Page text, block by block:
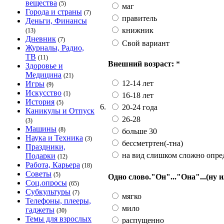
вещества (5)
Города и страны (7)
Деньги, Финансы
(13)
Дневник (7)
Журналы, Радио,
ТВ (11)
Здоровье и
Медицина (21)
Игры (9)
Искусство (1)
История (5)
Каникулы и Отпуск
(3)
Машины (8)
Наука и Техника (3)
Праздники,
Подарки (12)
Работа, Карьера (18)
Советы (5)
Соц.опросы (65)
Субкультуры (7)
Телефоны, плееры,
гаджеты (30)
Темы для взрослых
маг
правитель
книжник
Свой вариант
6.
Внешний возраст: *
12-14 лет
16-18 лет
20-24 года
26-28
больше 30
бессметртен(-тна)
на вид слишком сложно
Одно слово."Он"..."Она"...(ну
мягко
мило
распущенно